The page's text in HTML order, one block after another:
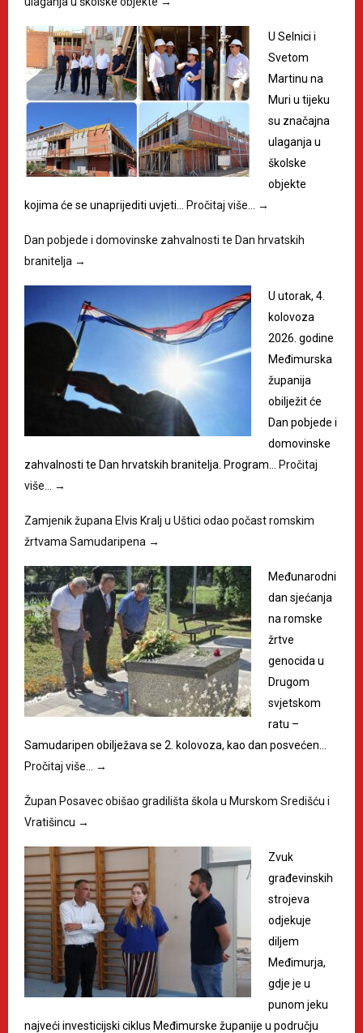
U Selnici i
Svetom
Martinu na
Muri u tijeku
su značajna
ulaganja u
školske
objekte
kojima će se unaprijediti uvjeti…
Pročitaj više… →
Dan pobjede i domovinske zahvalnosti te Dan hrvatskih
branitelja →
U utorak, 4.
kolovoza
2026. godine
Međimurska
županija
obilježit će
Dan pobjede i
domovinske
zahvalnosti te Dan hrvatskih branitelja. Program…
Pročitaj
više…
→
Zamjenik župana Elvis Kralj u Uštici odao počast romskim
žrtvama Samudaripena →
Međunarodni
dan sjećanja
na romske
žrtve
genocida u
Drugom
svjetskom
ratu –
Samudaripen obilježava se 2. kolovoza, kao dan posvećen…
Pročitaj više…
→
Župan Posavec obišao gradilišta škola u Murskom Središću i
Vratišincu →
Zvuk
građevinskih
strojeva
odjekuje
diljem
Međimurja,
gdje je u
punom jeku
najveći investicijski ciklus Međimurske županije u području